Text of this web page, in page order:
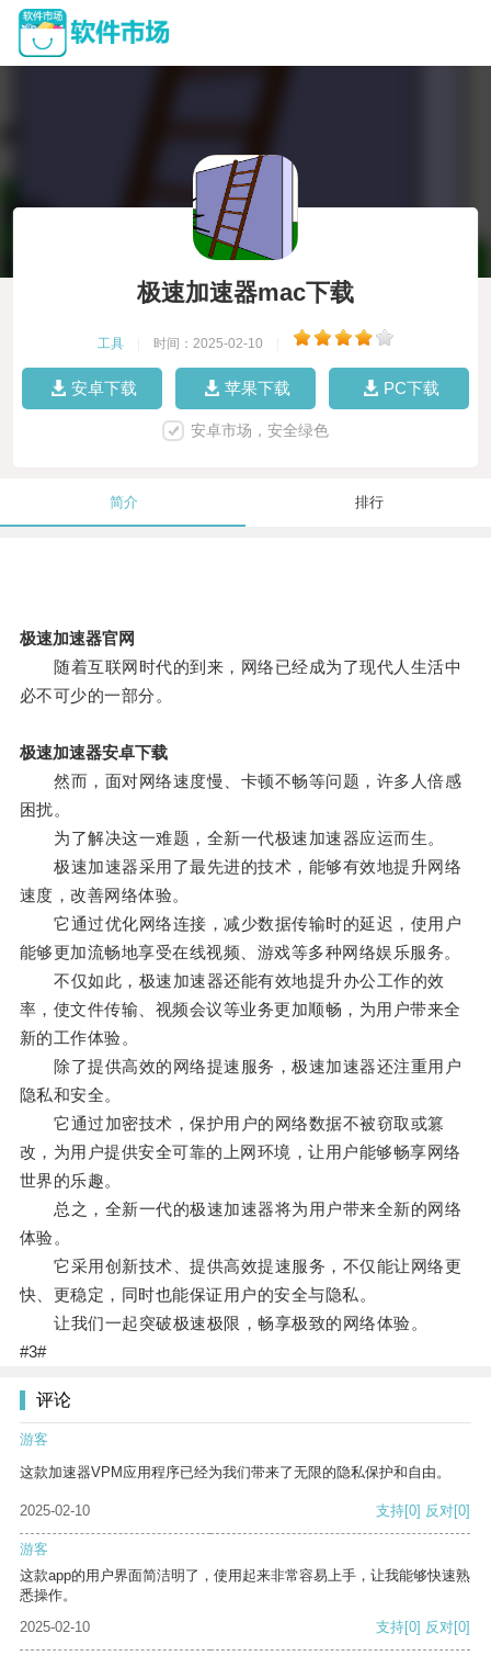
极速加速器mac下载
工具 时间：2025-02-10
安卓下载 苹果下载 PC下载
安卓市场，安全绿色
简介 排行
极速加速器官网
随着互联网时代的到来，网络已经成为了现代人生活中
必不可少的一部分。
极速加速器安卓下载
然而，面对网络速度慢、卡顿不畅等问题，许多人倍感
困扰。
为了解决这一难题，全新一代极速加速器应运而生。
极速加速器采用了最先进的技术，能够有效地提升网络
速度，改善网络体验。
它通过优化网络连接，减少数据传输时的延迟，使用户
能够更加流畅地享受在线视频、游戏等多种网络娱乐服务。
不仅如此，极速加速器还能有效地提升办公工作的效
率，使文件传输、视频会议等业务更加顺畅，为用户带来全
新的工作体验。
除了提供高效的网络提速服务，极速加速器还注重用户
隐私和安全。
它通过加密技术，保护用户的网络数据不被窃取或篡
改，为用户提供安全可靠的上网环境，让用户能够畅享网络
世界的乐趣。
总之，全新一代的极速加速器将为用户带来全新的网络
体验。
它采用创新技术、提供高效提速服务，不仅能让网络更
快、更稳定，同时也能保证用户的安全与隐私。
让我们一起突破极速极限，畅享极致的网络体验。
#3#
评论
游客
这款加速器VPM应用程序已经为我们带来了无限的隐私保护和自由。
2025-02-10 支持[0] 反对[0]
游客
这款app的用户界面简洁明了，使用起来非常容易上手，让我能够快速熟
悉操作。
2025-02-10
支持[0] 反对[0]